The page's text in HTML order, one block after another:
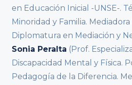
en Educación Inicial -UNSE-.
Minoridad y Familia. Mediadora
Diplomatura en Mediación y
Sonia Peralta (Prof.
Discapacidad Mental y Física.
Pedagogía de la Diferencia.